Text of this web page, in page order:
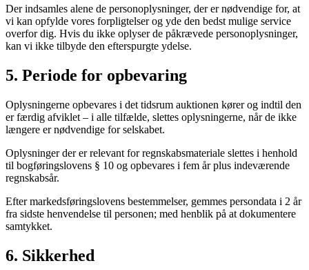
Der indsamles alene de personoplysninger, der er nødvendige for, at
vi kan opfylde vores forpligtelser og yde den bedst mulige service
overfor dig. Hvis du ikke oplyser de påkrævede personoplysninger,
kan vi ikke tilbyde den efterspurgte ydelse.
5. Periode for opbevaring
Oplysningerne opbevares i det tidsrum auktionen kører og indtil den
er færdig afviklet – i alle tilfælde, slettes oplysningerne, når de ikke
længere er nødvendige for selskabet.
Oplysninger der er relevant for regnskabsmateriale slettes i henhold
til bogføringslovens § 10 og opbevares i fem år plus indeværende
regnskabsår.
Efter markedsføringslovens bestemmelser, gemmes persondata i 2 år
fra sidste henvendelse til personen; med henblik på at dokumentere
samtykket.
6. Sikkerhed